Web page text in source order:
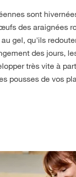
sont
des araignées
gel, qu'ils
des jours,
très vite à
pousses de vos